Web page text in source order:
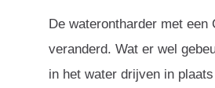
De waterontharder met
veranderd. Wat er wel
in het water drijven in